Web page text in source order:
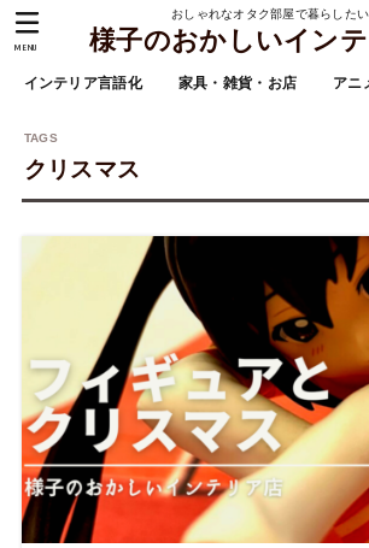
おしゃれなオタク部屋で暮らしたい
様子のおかしいイン
インテリア言語化 家具・雑貨・お店 アニ
MENU
クリスマス